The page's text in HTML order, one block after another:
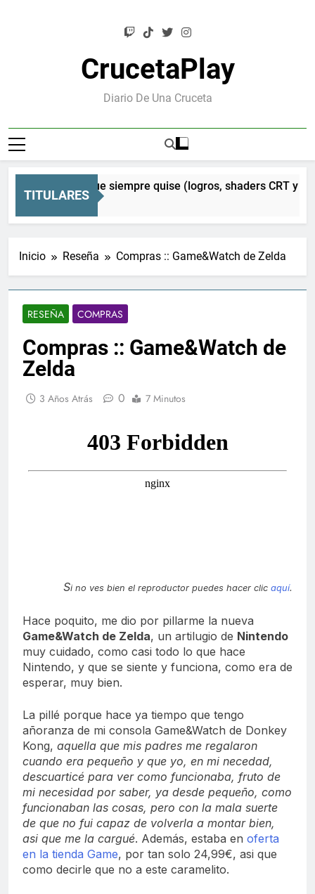
CrucetaPlay
Diario De Una Cruceta
TITULARES
que siempre quise (logros, shaders CRT y mucho
Inicio Reseña Compras :: Game&Watch de Zelda
RESEÑA COMPRAS
Compras :: Game&Watch de
Zelda
3 Años Atrás 0 7 Minutos
Si no ves bien el reproductor puedes hacer clic aquí.
Hace poquito, me dio por pillarme la nueva
Game&Watch de Zelda, un artilugio de Nintendo
muy cuidado, como casi todo lo que hace
Nintendo, y que se siente y funciona, como era de
esperar, muy bien.
La pillé porque hace ya tiempo que tengo
añoranza de mi consola Game&Watch de Donkey
Kong, aquella que mis padres me regalaron
cuando era pequeño y que yo, en mi necedad,
descuarticé para ver como funcionaba, fruto de
mi necesidad por saber, ya desde pequeño, como
funcionaban las cosas, pero con la mala suerte
de que no fui capaz de volverla a montar bien,
asi que me la cargué. Además, estaba en oferta
en la tienda Game, por tan solo 24,99€, asi que
como decirle que no a este caramelito.